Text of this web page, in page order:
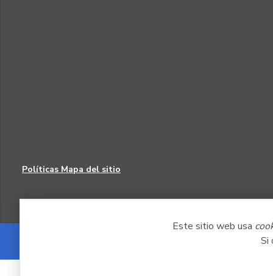
Este sitio web usa
Si
Políticas Mapa del sitio